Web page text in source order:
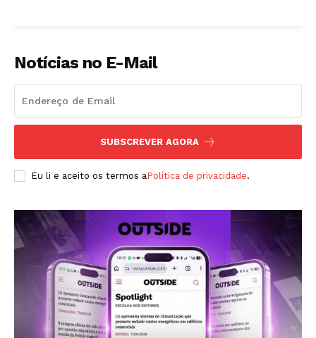
A Empresa
Sobre nós
Diretrizes Editoriais
Política de Privacidade
Contactos
Planos de assinatura
Notícias no E-Mail
SUBSCREVER AGORA
Eu li e aceito os termos a Política de privacidade.